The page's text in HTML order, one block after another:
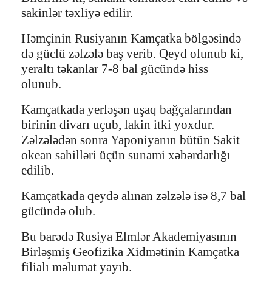
sakinlər təxliyə edilir.
Həmçinin Rusiyanın Kamçatka bölgəsində
də güclü zəlzələ baş verib. Qeyd olunub ki,
yeraltı təkanlar 7-8 bal gücündə hiss
olunub.
Kamçatkada yerləşən uşaq bağçalarından
birinin divarı uçub, lakin itki yoxdur.
Zəlzələdən sonra Yaponiyanın bütün Sakit
okean sahilləri üçün sunami xəbərdarlığı
edilib.
Kamçatkada qeydə alınan zəlzələ isə 8,7 bal
gücündə olub.
Bu barədə Rusiya Elmlər Akademiyasının
Birləşmiş Geofizika Xidmətinin Kamçatka
filialı məlumat yayıb.